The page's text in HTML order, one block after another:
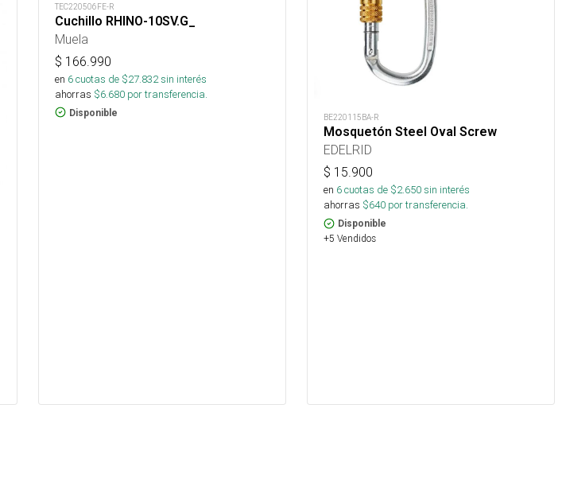
TEC220506FE-R
Cuchillo RHINO-10SV.G_
Muela
$ 166.990
en 6cuotas de $27.832sin interés
ahorras $6.680 por transferencia.
Disponible BE220115BA-R
Mosquetón Steel Oval Screw
EDELRID
$ 15.900
en 6cuotas de $2.650sin interés
ahorras $640 por transferencia.
Disponible
+5 Vendidos